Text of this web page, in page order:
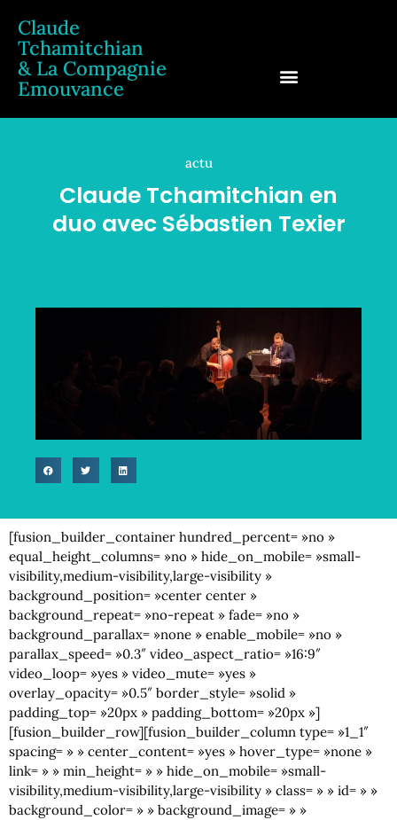
Claude
Tchamitchian
& La Compagnie
Emouvance
actu
Claude Tchamitchian en
duo avec Sébastien Texier
[fusion_builder_container hundred_percent= »no »
equal_height_columns= »no » hide_on_mobile= »small-
visibility,medium-visibility,large-visibility »
background_position= »center center »
background_repeat= »no-repeat » fade= »no »
background_parallax= »none » enable_mobile= »no »
parallax_speed= »0.3″ video_aspect_ratio= »16:9″
video_loop= »yes » video_mute= »yes »
overlay_opacity= »0.5″ border_style= »solid »
padding_top= »20px » padding_bottom= »20px »]
[fusion_builder_row][fusion_builder_column type= »1_1″
spacing= » » center_content= »yes » hover_type= »none »
link= » » min_height= » » hide_on_mobile= »small-
visibility,medium-visibility,large-visibility » class= » » id= » »
background_color= » » background_image= » »